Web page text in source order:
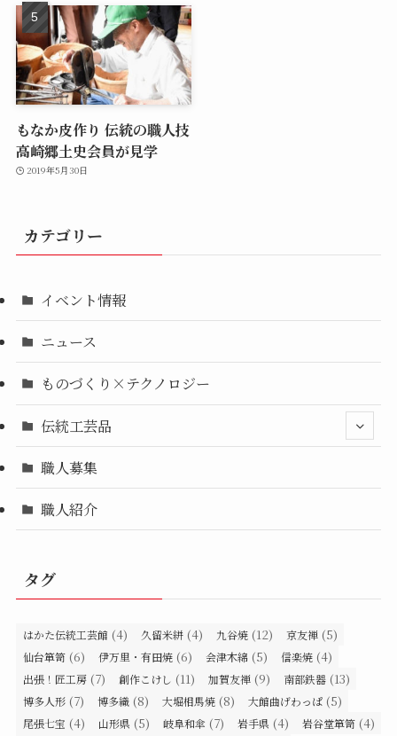
もなか皮作り 伝統の職人技
高崎郷土史会員が見学
2019年5月30日
カテゴリー
イベント情報
ニュース
ものづくり×テクノロジー
伝統工芸品
職人募集
職人紹介
タグ
はかた伝統工芸館 (4) 久留米絣 (4) 九谷焼 (12) 京友禅 (5)
仙台箪笥 (6) 伊万里・有田焼 (6) 会津木綿 (5) 信楽焼 (4)
出張！匠工房 (7) 創作こけし (11) 加賀友禅 (9) 南部鉄器 (13)
博多人形 (7) 博多織 (8) 大堀相馬焼 (8) 大館曲げわっぱ (5)
尾張七宝 (4) 山形県 (5) 岐阜和傘 (7) 岩手県 (4) 岩谷堂箪笥 (4)